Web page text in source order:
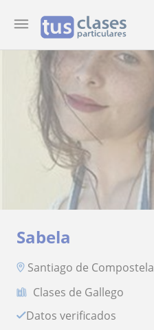
Sabela
Santiago de Compostela
Clases de Gallego
Datos verificados